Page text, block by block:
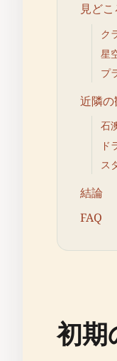
見どこ
ク
星
プ
近隣
石
ド
ス
結論
FAQ
初期